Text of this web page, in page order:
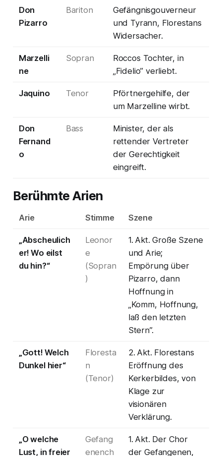
Don
Pizarro
Bariton
Gefängnisgouverneur
und Tyrann, Florestans
Widersacher.
Marzelli
ne
Sopran
Roccos Tochter, in
„Fidelio” verliebt.
Jaquino Tenor
Pförtnergehilfe, der
um Marzelline wirbt.
Don
Fernand
o
Bass
Minister, der als
rettender Vertreter
der Gerechtigkeit
eingreift.
Berühmte Arien
Arie Stimme Szene
„Abscheulich
er! Wo eilst
du hin?“
Leonor
e
(Sopran
)
1. Akt. Große Szene
und Arie;
Empörung über
Pizarro, dann
Hoffnung in
„Komm, Hoffnung,
laß den letzten
Stern”.
„Gott! Welch
Dunkel hier“
Floresta
n
(Tenor)
2. Akt. Florestans
Eröffnung des
Kerkerbildes, von
Klage zur
visionären
Verklärung.
„O welche
Lust, in freier
Gefang
enench
1. Akt. Der Chor
der Gefangenen,